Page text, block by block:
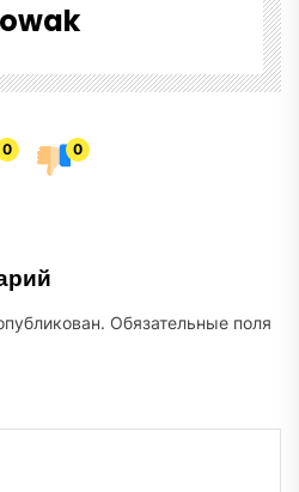
0 0
Обязательные поля